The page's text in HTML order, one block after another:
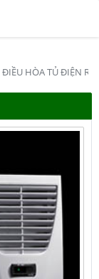
ĐIỀU HÒA TỦ ĐIỆN